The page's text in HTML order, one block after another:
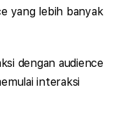
yang lebih banyak
dengan audience
interaksi